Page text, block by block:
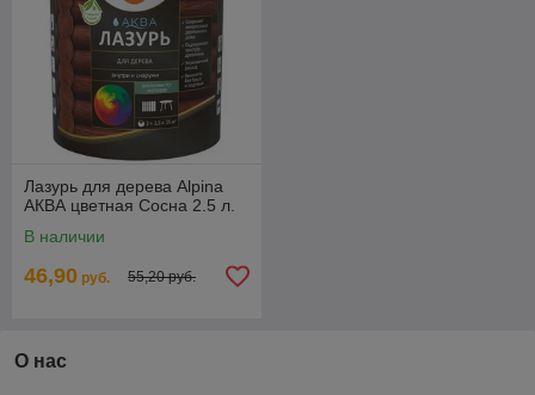
Лазурь для дерева Alpina
АКВА цветная Сосна 2.5 л.
В наличии
46,90 руб. 55,20 руб.
О нас